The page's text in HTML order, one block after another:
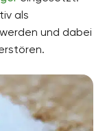
als
und dabei